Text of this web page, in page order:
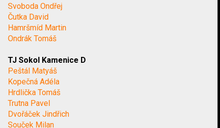
Svoboda Ondřej
Čutka David
Hamršmíd Martin
Ondrák Tomáš
TJ Sokol Kamenice D
Peštál Matyáš
Kopečná Adéla
Hrdlička Tomáš
Trutna Pavel
Dvořáček Jindřich
Souček Milan